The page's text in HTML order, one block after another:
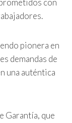
con
pionera en
demandas de
una auténtica
Garantía, que